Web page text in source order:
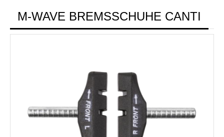
M-WAVE BREMSSCHUHE CANTI